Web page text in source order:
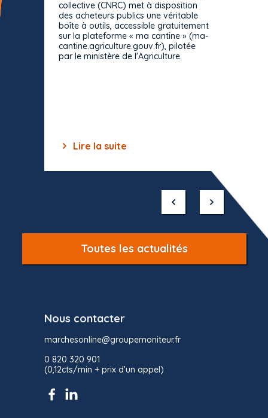
collective (CNRC) met à disposition
des acheteurs publics une véritable
boîte à outils, accessible gratuitement
sur la plateforme « ma cantine » (ma-
cantine.agriculture.gouv.fr), pilotée
par le ministère de l'Agriculture.
Lire la suite
Toutes les actualités
Nous contacter
marchesonline@groupemoniteur.fr
0 820 320 901
(0,12cts/min + prix d’un appel)